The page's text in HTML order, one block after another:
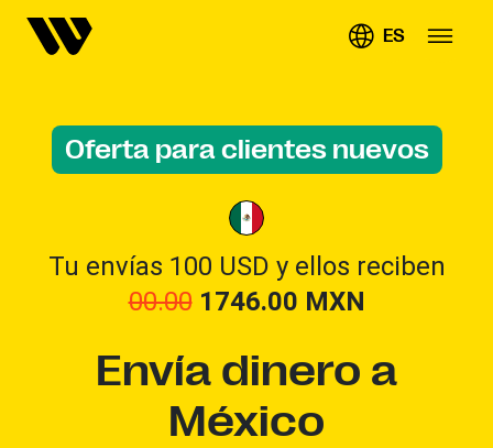
ES
Oferta para clientes nuevos
Tu envías 100 USD y ellos reciben
00.00 1746.00 MXN
Envía dinero a
México